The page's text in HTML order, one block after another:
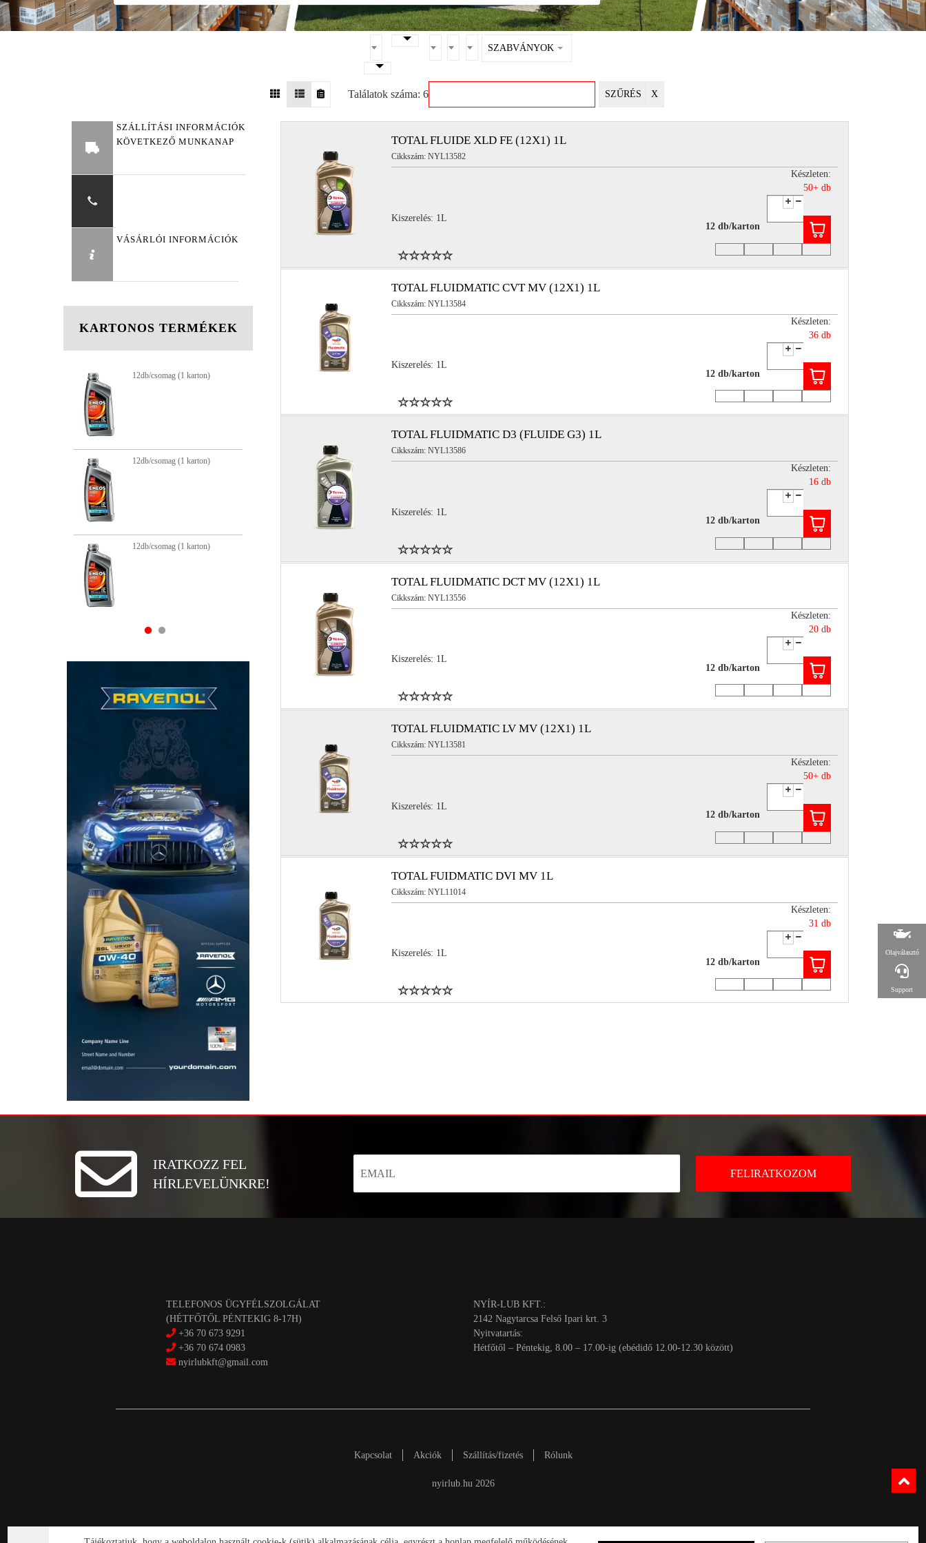
SZABVÁNYOK
Találatok száma: 6 SZŰRÉS X
SZÁLLÍTÁSI INFORMÁCIÓK
KÖVETKEZŐ MUNKANAP
VÁSÁRLÓI INFORMÁCIÓK
KARTONOS TERMÉKEK
12db/csomag (1 karton)
12db/csomag (1 karton)
12db/csomag (1 karton)
12db/csomag (1 karton)
12db/csomag (1 karton)
12db/csomag (1 karton)
TOTAL FLUIDE XLD FE (12X1) 1L
Cikkszám: NYL13582
Kiszerelés: 1L
Készleten:
50+ db
12 db/karton
TOTAL FLUIDMATIC CVT MV (12X1) 1L
Cikkszám: NYL13584
Kiszerelés: 1L
Készleten:
36 db
12 db/karton
TOTAL FLUIDMATIC D3 (FLUIDE G3) 1L
Cikkszám: NYL13586
Kiszerelés: 1L
Készleten:
16 db
12 db/karton
TOTAL FLUIDMATIC DCT MV (12X1) 1L
Cikkszám: NYL13556
Kiszerelés: 1L
Készleten:
20 db
12 db/karton
TOTAL FLUIDMATIC LV MV (12X1) 1L
Cikkszám: NYL13581
Kiszerelés: 1L
Készleten:
50+ db
12 db/karton
TOTAL FUIDMATIC DVI MV 1L
Cikkszám: NYL11014
Kiszerelés: 1L
Készleten:
31 db
12 db/karton
IRATKOZZ FEL
HÍRLEVELÜNKRE!
TELEFONOS ÜGYFÉLSZOLGÁLAT
(HÉTFŐTŐL PÉNTEKIG 8-17H)
+36 70 673 9291
+36 70 674 0983
nyirlubkft@gmail.com
NYÍR-LUB KFT.:
2142 Nagytarcsa Felső Ipari krt. 3
Nyitvatartás:
Hétfőtől – Péntekig, 8.00 – 17.00-ig (ebédidő 12.00-12.30 között)
Kapcsolat Akciók Szállítás/fizetés Rólunk
nyirlub.hu 2026
Olajválasztó
Support